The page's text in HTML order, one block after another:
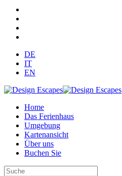
DE
IT
EN
Home
Das Ferienhaus
Umgebung
Kartenansicht
Über uns
Buchen Sie